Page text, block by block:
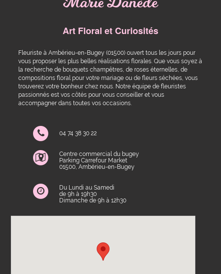
Art Floral et Curiosités
Fleuriste à Ambérieu-en-Bugey (01500) ouvert tous les jours pour
vous proposer les plus belles réalisations florales. Que vous soyez à
la recherche de bouquets champêtres, de roses éternelles, de
compositions floral pour votre mariage ou de fleurs séchées, vous
trouverez votre bonheur chez nous. Notre équipe de fleuristes
passionnés est vos côtés pour vous conseiller et vous
accompagner dans toutes vos occasions.
04 74 38 30 22
Centre commercial du bugey
Parking Carrefour Market
01500, Ambérieu-en-Bugey
Du Lundi au Samedi
de 9h à 19h30
Dimanche de 9h à 12h30